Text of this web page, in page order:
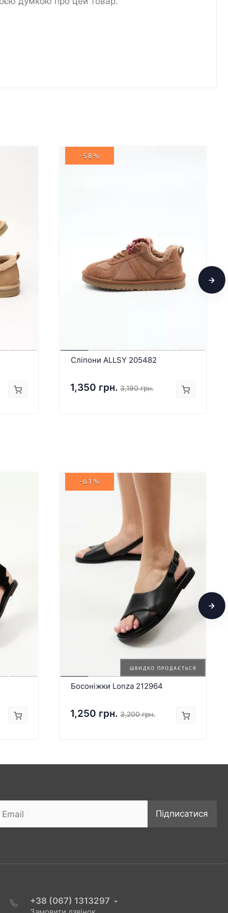
-58%
Сліпони ALLSY 205482
1,350 грн. 3,190 грн.
ШВИДКО ПРОДАЄТЬСЯ
-61%
Босоніжки Lonza 212964
1,250 грн. 3,200 грн.
Підписатися
+38 (067) 1313297